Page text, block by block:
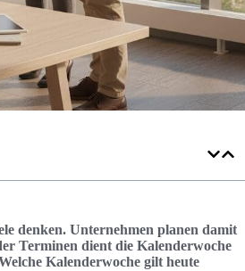
denken. Unternehmen planen damit
Terminen dient die Kalenderwoche
Kalenderwoche gilt heute